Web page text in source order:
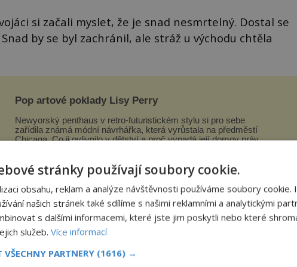
si začali myslet, že je snad nesmrtelný. Dostal se
by se byl zachránil, ale stráž u východu chtěla
Pop artové poklady Lisy Perry
Newyorský penthaus v retro-futuristickém stylu si pro sebe
zařídila známá módní návrhářka, která vyrůstala na předměstí
Chicaga. Co ji ovlivnilo v dětství a proč vypadá její domov právě
Zajímavé články najdete také na
stránky používají soubory cookie.
obsahu, reklam a analýze návštěvnosti používáme soubory cookie.
našich stránek také sdílíme s našimi reklamními a analytickými
s dalšími informacemi, které jste jim poskytli nebo které
služeb. Více informací
PARTNERY (1616) →